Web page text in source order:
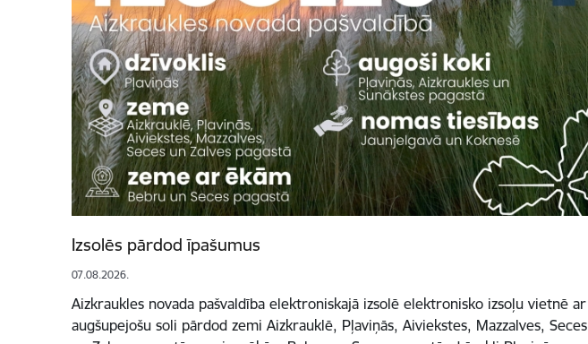
Izsolēs pārdod īpašumus
07.08.2026.
Aizkraukles novada pašvaldība elektroniskajā izsolē elektronisko izsoļu vietnē ar
augšupejošu soli pārdod zemi Aizkrauklē, Pļaviņās, Aiviekstes, Mazzalves, Seces